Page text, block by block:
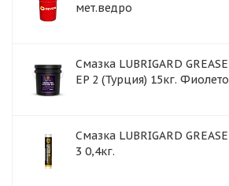
мет.ведро
Смазка LUBRIGARD
EP 2 (Турция) 15кг.
Смазка LUBRIGARD
3 0,4кг.